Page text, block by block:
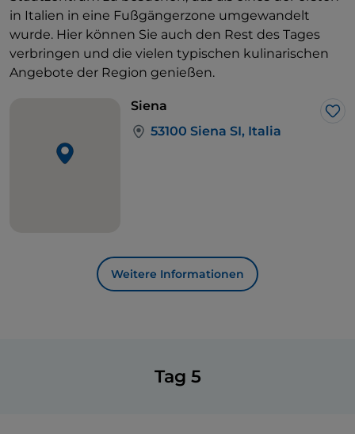
in Italien in eine Fußgängerzone umgewandelt
wurde. Hier können Sie auch den Rest des Tages
verbringen und die vielen typischen kulinarischen
Angebote der Region genießen.
Siena
53100 Siena SI, Italia
Weitere Informationen
Tag 5